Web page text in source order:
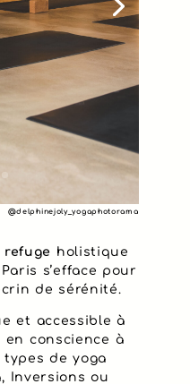
@delphinejoly_yogaphotorama
refuge holistique
s’efface pour
de sérénité.
et accessible à
conscience à
de yoga
Inversions ou